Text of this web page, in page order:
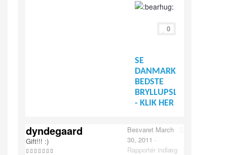
0
SE
DANMARKS
BEDSTE
- KLIK HER
dyndegaard
Gift!!! :)
Besvaret March
30, 2011 ·
Rapportér indlæg